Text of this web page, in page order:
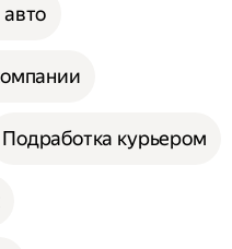
Подработка курьером